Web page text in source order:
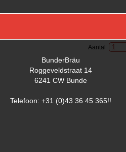
Aantal
BunderBräu
Roggeveldstraat 14
6241 CW Bunde
Telefoon: +31 (0)43 36 45 365!!